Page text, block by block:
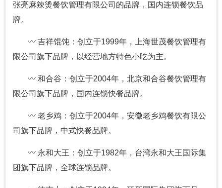
张亮麻辣烫餐饮管理有限公司的品牌，国内连锁餐饮品
牌。
〰 吉祥馄饨：创立于1999年，上海世茂餐饮管理有
限公司旗下品牌，以经营地方特色小吃为主。
〰 和合谷：创立于2004年，北京和合谷餐饮管理有
限公司旗下品牌，国内连锁快餐品牌。
〰 老乡鸡：创立于2004年，安徽老乡鸡餐饮有限公
司旗下品牌，中式快餐品牌。
〰 永和大王：创立于1982年，台湾永和大王国际集
团旗下品牌，全球连锁品牌。